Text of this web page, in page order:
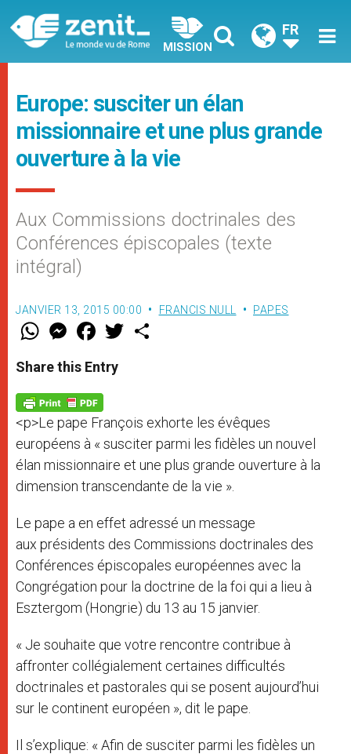
MISSION
FR
Europe: susciter un élan
missionnaire et une plus grande
ouverture à la vie
Aux Commissions doctrinales des
Conférences épiscopales (texte
intégral)
JANVIER 13, 2015 00:00 FRANCIS NULL PAPES
W
t
s
p
p
M
e
s
e
g
e
r
F
a
e
b
o
k
w
Share this Entry
<p>Le pape François exhorte les évêques
européens à « susciter parmi les fidèles un nouvel
élan missionnaire et une plus grande ouverture à la
dimension transcendante de la vie ».
Le pape a en effet adressé un message
aux présidents des Commissions doctrinales des
Conférences épiscopales européennes avec la
Congrégation pour la doctrine de la foi qui a lieu à
Esztergom (Hongrie) du 13 au 15 janvier.
« Je souhaite que votre rencontre contribue à
affronter collégialement certaines difficultés
doctrinales et pastorales qui se posent aujourd’hui
sur le continent européen », dit le pape.
Il s’explique: « Afin de susciter parmi les fidèles un